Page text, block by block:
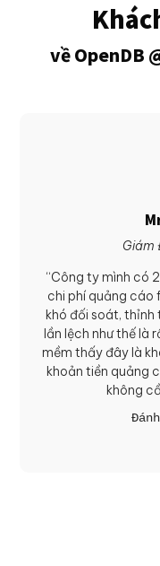
về OpenDB
Giám
“Công ty mình có
chi phí quảng cáo
khó đối soát, thỉnh
lần lệch như thế là
mềm thấy đây là
khoản tiền quảng
không